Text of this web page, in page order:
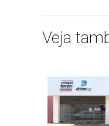
Veja